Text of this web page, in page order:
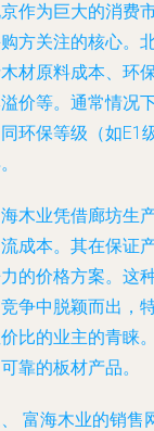
作为巨大的消费
方关注的核心。
材原料成本、环
价等。通常情况
环保等级（如E1
木业凭借廊坊生
成本。其在保证
的价格方案。这
争中脱颖而出，
比的业主的青睐
靠的板材产品。
富海木业的销售